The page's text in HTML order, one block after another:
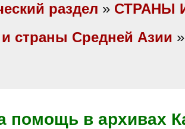
раздел » СТРАНЫ
и страны Средней Азии
помощь в архивах